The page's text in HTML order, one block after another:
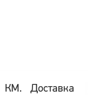
КМ. Доставка